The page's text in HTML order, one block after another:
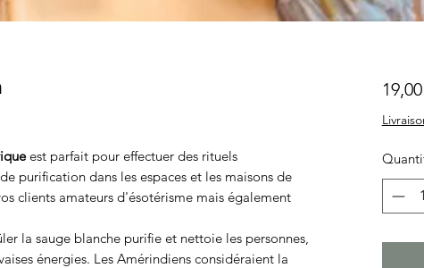
est parfait pour effectuer des rituels
purification dans les espaces et les maisons de
clients amateurs d'ésotérisme mais également
la sauge blanche purifie et nettoie les personnes,
énergies. Les Amérindiens considéraient la